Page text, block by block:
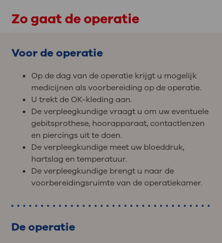
Zo gaat de operatie
Voor de operatie
Op de dag van de operatie krijgt u mogelijk
medicijnen als voorbereiding op de operatie.
U trekt de OK-kleding aan.
De verpleegkundige vraagt u om uw eventuele
gebitsprothese, hoorapparaat, contactlenzen
en piercings uit te doen.
De verpleegkundige meet uw bloeddruk,
hartslag en temperatuur.
De verpleegkundige brengt u naar de
voorbereidingsruimte van de operatiekamer.
De operatie